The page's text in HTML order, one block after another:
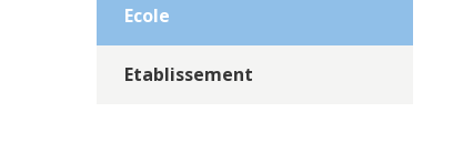
Ecole
Etablissement